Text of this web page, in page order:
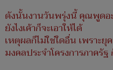
ดังนั้นงานวันพรุ่งนี้ คุณพูดอะ
ยังไงเค้าก็จะเอาให้ได้
เหตุผลก็ไม่ใช่ใดอื่น เพราะ
มงคลประจำโครงการภาครัฐ